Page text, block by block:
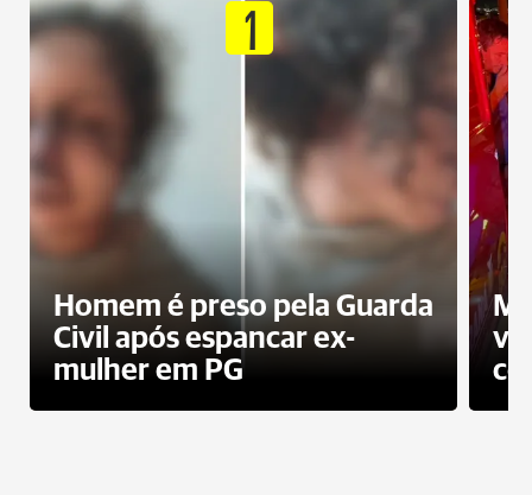
1
Homem é preso pela Guarda
Civil após espancar ex-
mulher em PG